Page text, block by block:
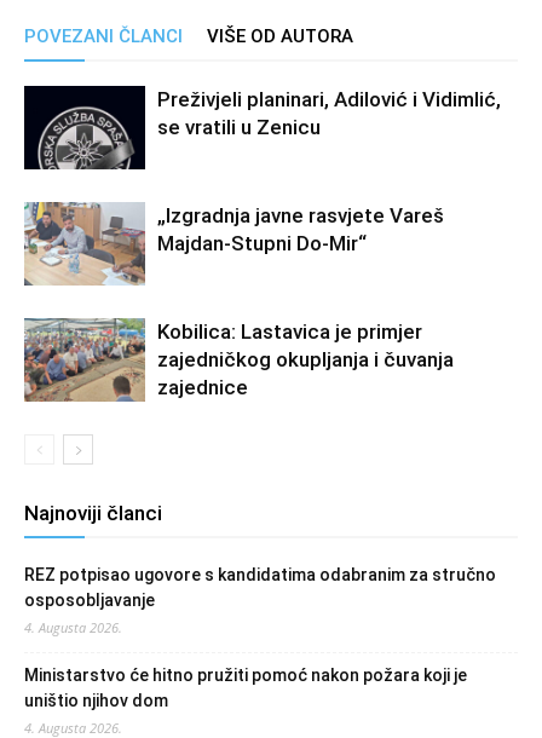
POVEZANI ČLANCI VIŠE OD AUTORA
Preživjeli planinari, Adilović i Vidimlić,
se vratili u Zenicu
„Izgradnja javne rasvjete Vareš
Majdan-Stupni Do-Mir“
Kobilica: Lastavica je primjer
zajedničkog okupljanja i čuvanja
zajednice
Najnoviji članci
REZ potpisao ugovore s kandidatima odabranim za stručno
osposobljavanje
4. Augusta 2026.
Ministarstvo će hitno pružiti pomoć nakon požara koji je
uništio njihov dom
4. Augusta 2026.